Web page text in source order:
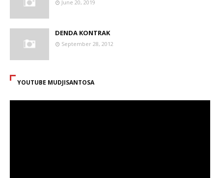
June 20, 2019
DENDA KONTRAK
September 28, 2012
YOUTUBE MUDJISANTOSA